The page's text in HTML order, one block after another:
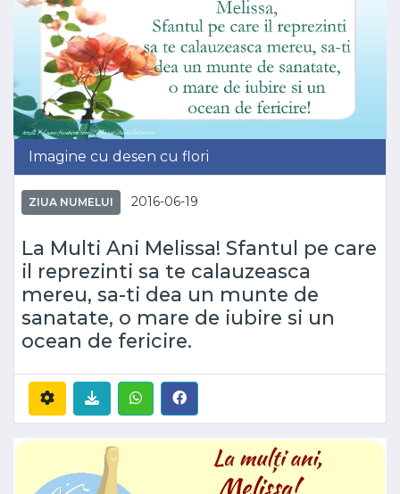
Imagine cu desen cu flori
ZIUA NUMELUI 2016-06-19
La Multi Ani Melissa! Sfantul pe care
il reprezinti sa te calauzeasca
mereu, sa-ti dea un munte de
sanatate, o mare de iubire si un
ocean de fericire.